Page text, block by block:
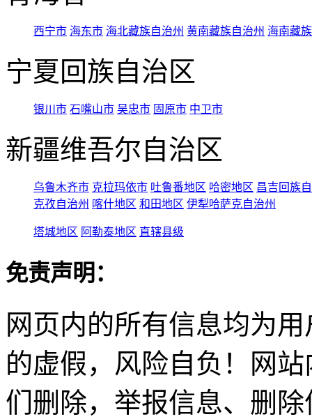
西宁市 海东市 海北藏族自治州 黄南藏族自治州 海南藏
宁夏回族自治区
银川市 石嘴山市 吴忠市 固原市 中卫市
新疆维吾尔自治区
乌鲁木齐市 克拉玛依市 吐鲁番地区 哈密地区 昌吉回族
克孜自治州 喀什地区 和田地区 伊犁哈萨克自治州
塔城地区 阿勒泰地区 直辖县级
免责声明：
网页内的所有信息均为
的虚假，风险自负！网
们删除，举报信息、删